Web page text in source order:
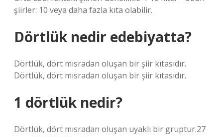
şiirler: 10 veya daha fazla kıta olabilir.
Dörtlük nedir edebiyatta?
Dörtlük, dört mısradan oluşan bir şiir kıtasıdır.
Dörtlük, dört mısradan oluşan bir şiir kıtasıdır.
1 dörtlük nedir?
Dörtlük, dört mısradan oluşan uyaklı bir gruptur.27